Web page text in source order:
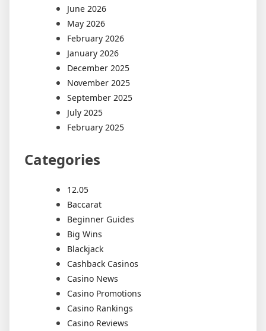
June 2026
May 2026
February 2026
January 2026
December 2025
November 2025
September 2025
July 2025
February 2025
Categories
12.05
Baccarat
Beginner Guides
Big Wins
Blackjack
Cashback Casinos
Casino News
Casino Promotions
Casino Rankings
Casino Reviews